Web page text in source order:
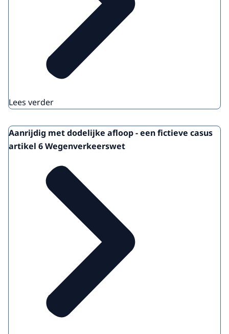
Lees verder
Aanrijdig met dodelijke afloop - een fictieve casus
artikel 6 Wegenverkeerswet